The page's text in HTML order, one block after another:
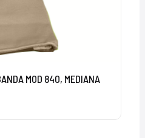
MOD 840, MEDIANA